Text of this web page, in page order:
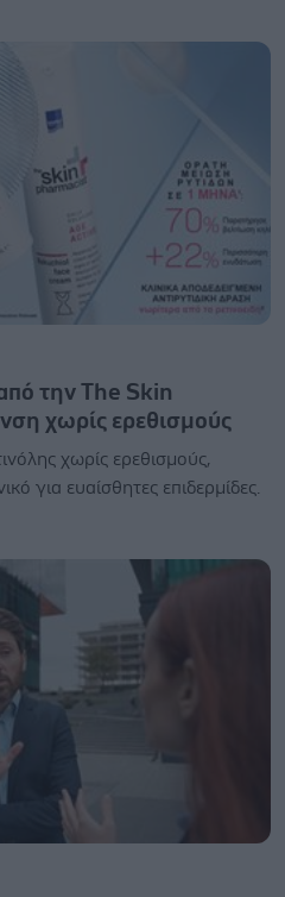
την The Skin
χωρίς ερεθισμούς
χωρίς ερεθισμούς,
για ευαίσθητες επιδερμίδες.